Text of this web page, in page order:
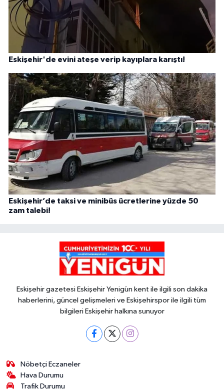
Eskişehir'de evini ateşe verip kayıplara karıştı!
Eskişehir’de taksi ve minibüs ücretlerine yüzde 50
zam talebi!
Eskişehir gazetesi Eskişehir Yenigün kent ile ilgili son dakika
haberlerini, güncel gelişmeleri ve Eskişehirspor ile ilgili tüm
bilgileri Eskişehir halkına sunuyor
Nöbetçi Eczaneler
Hava Durumu
Trafik Durumu